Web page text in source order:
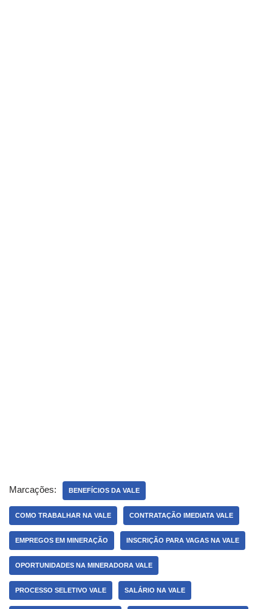
Marcações: BENEFÍCIOS DA VALE
COMO TRABALHAR NA VALE CONTRATAÇÃO IMEDIATA VALE
EMPREGOS EM MINERAÇÃO INSCRIÇÃO PARA VAGAS NA VALE
OPORTUNIDADES NA MINERADORA VALE
PROCESSO SELETIVO VALE SALÁRIO NA VALE